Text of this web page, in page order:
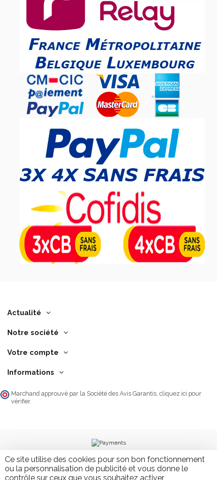
Actualité
Notre société
Votre compte
Informations
Marchand approuvé par la Société des Avis Garantis, cliquez ici pour
vérifier.
Ce site utilise des cookies pour son bon fonctionnement
ou la personnalisation de publicité et vous donne le
contrôle sur ceux que vous souhaitez activer